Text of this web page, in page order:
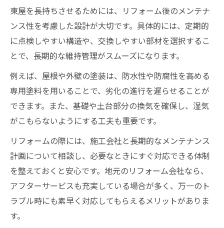
東屋を長持ちさせるためには、リフォーム後のメンテナ
ンス性を考慮した設計が大切です。具体的には、定期的
に点検しやすい構造や、交換しやすい部材を選択するこ
とで、長期的な維持管理がスムーズになります。
例えば、屋根や外壁の塗装は、防水性や防腐性を高める
専用塗料を用いることで、劣化の進行を遅らせることが
できます。また、基礎や土台部分の換気を確保し、湿気
がこもらないようにする工夫も重要です。
リフォームの際には、施工会社と長期的なメンテナンス
計画について相談し、必要なときにすぐ対応できる体制
を整えておくと安心です。地元のリフォーム会社なら、
アフターサービスも充実している場合が多く、万一のト
ラブル時にも素早く対応してもらえるメリットがありま
す。